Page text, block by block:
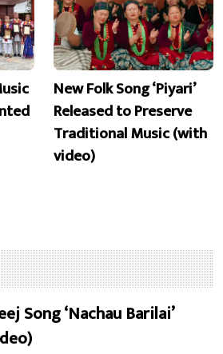
New Folk Song ‘Piyari’
Released to Preserve
Traditional Music (with
video)
Song ‘Nachau Barilai’